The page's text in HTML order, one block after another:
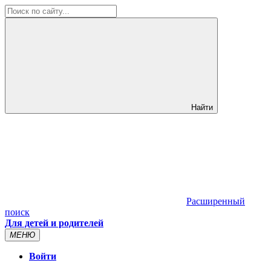
Найти
Расширенный
поиск
Для детей и родителей
МЕНЮ
Войти